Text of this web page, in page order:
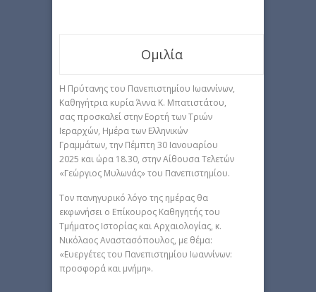
Ομιλία
Η Πρύτανης του Πανεπιστημίου Ιωαννίνων,
Καθηγήτρια κυρία Άννα Κ. Μπατιστάτου,
σας προσκαλεί στην Εορτή των Τριών
Ιεραρχών, Ημέρα των Ελληνικών
Γραμμάτων, την Πέμπτη 30 Ιανουαρίου
2025 και ώρα 18.30, στην Αίθουσα Τελετών
«Γεώργιος Μυλωνάς» του Πανεπιστημίου.
Τον πανηγυρικό λόγο της ημέρας θα
εκφωνήσει ο Επίκουρος Καθηγητής του
Τμήματος Ιστορίας και Αρχαιολογίας, κ.
Νικόλαος Αναστασόπουλος, με θέμα:
«Ευεργέτες του Πανεπιστημίου Ιωαννίνων:
προσφορά και μνήμη».